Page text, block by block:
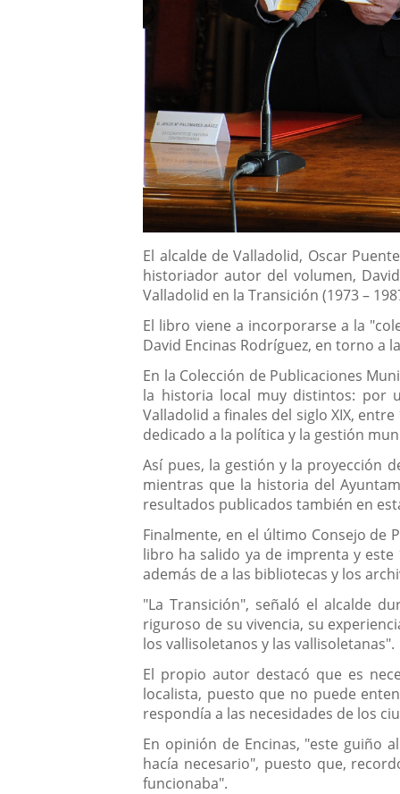
Descripción
El alcalde de Valladolid, Oscar
historiador autor del volumen,
Valladolid en la Transición (1973 –
El libro viene a incorporarse a la
David Encinas Rodríguez, en torno a
En la Colección de Publicaciones
la historia local muy distintos: por
Valladolid a finales del siglo XIX,
dedicado a la política y la gestión
Así pues, la gestión y la proyección
mientras que la historia del
resultados publicados también en
Finalmente, en el último Consejo de
libro ha salido ya de imprenta y
además de a las bibliotecas y los
"La Transición", señaló el alcalde
riguroso de su vivencia, su
los vallisoletanos y las vallisoletanas".
El propio autor destacó que es
localista, puesto que no puede
respondía a las necesidades de los
En opinión de Encinas, "este guiño
hacía necesario", puesto que,
funcionaba".